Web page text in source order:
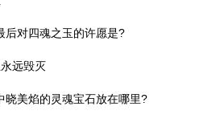
后对四魂之玉的许愿是?
远毁灭
晓美焰的灵魂宝石放在哪里?